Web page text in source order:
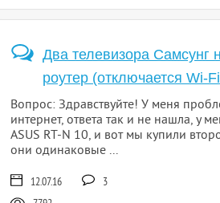
Два телевизора Самсунг
роутер (отключается Wi-
Вопрос: Здравствуйте! У меня
интернет, ответа так и не нашла, у
ASUS RT-N 10, и вот мы купили
они одинаковые ...
12.07.16
3